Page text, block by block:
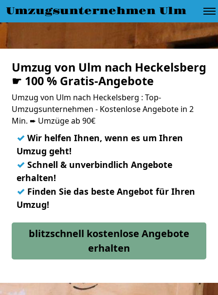
Umzugsunternehmen Ulm
Umzug von Ulm nach Heckelsberg
☛ 100 % Gratis-Angebote
Umzug von Ulm nach Heckelsberg : Top-
Umzugsunternehmen - Kostenlose Angebote in 2
Min. ➨ Umzüge ab 90€
✓ Wir helfen Ihnen, wenn es um Ihren
Umzug geht!
✓ Schnell & unverbindlich Angebote
erhalten!
✓ Finden Sie das beste Angebot für Ihren
Umzug!
blitzschnell kostenlose Angebote
erhalten